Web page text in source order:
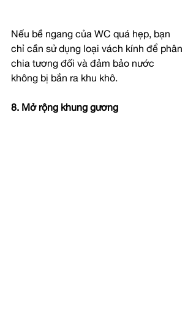
Nếu bề ngang của WC quá hẹp, bạn
chỉ cần sử dụng loại vách kính để phân
chia tương đối và đảm bảo nước
không bị bắn ra khu khô.
8. Mở rộng khung gương